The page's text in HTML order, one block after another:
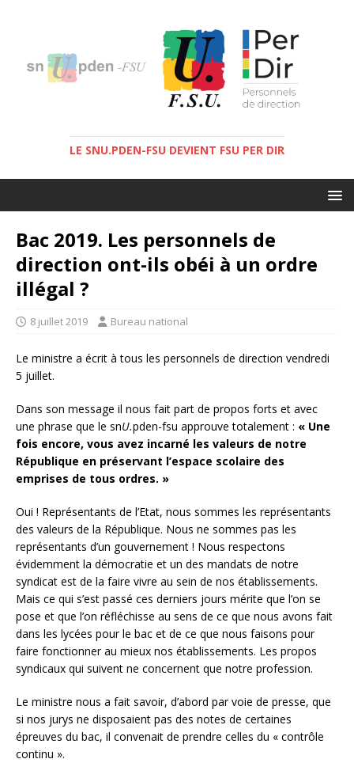
LE SNU.PDEN-FSU DEVIENT FSU PER DIR
Bac 2019. Les personnels de
direction ont-ils obéi à un ordre
illégal ?
8 juillet 2019 Bureau national
Le ministre a écrit à tous les personnels de direction vendredi
5 juillet.
Dans son message il nous fait part de propos forts et avec
une phrase que le snU.pden-fsu approuve totalement : « Une
fois encore, vous avez incarné les valeurs de notre
République en préservant l’espace scolaire des
emprises de tous ordres. »
Oui ! Représentants de l’Etat, nous sommes les représentants
des valeurs de la République. Nous ne sommes pas les
représentants d’un gouvernement ! Nous respectons
évidemment la démocratie et un des mandats de notre
syndicat est de la faire vivre au sein de nos établissements.
Mais ce qui s’est passé ces derniers jours mérite que l’on se
pose et que l’on réfléchisse au sens de ce que nous avons fait
dans les lycées pour le bac et de ce que nous faisons pour
faire fonctionner au mieux nos établissements. Les propos
syndicaux qui suivent ne concernent que notre profession.
Le ministre nous a fait savoir, d’abord par voie de presse, que
si nos jurys ne disposaient pas des notes de certaines
épreuves du bac, il convenait de prendre celles du « contrôle
continu ».